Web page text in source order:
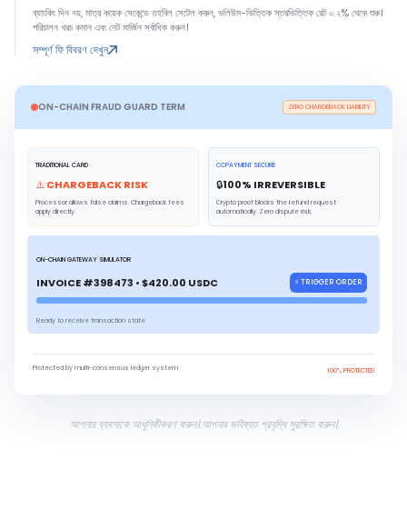
ব্যাংকিং দিন নয়, মাত্র কয়েক সেকেন্ডে তহবিল সেটেল করুন, ভলিউম-ভিত্তিক স্তরভিত্তিক রেট ০.২% থেকে শুরু।
পরিচালন খরচ কমান এবং নেট মার্জিন সর্বাধিক করুন।
সম্পূর্ণ ফি বিবরণ দেখুন
ON-CHAIN FRAUD GUARD TERM ZERO CHARGEBACK LIABILITY
TRADITIONAL CARD
⚠️ CHARGEBACK RISK
Processor allows false claims. Chargeback fees
apply directly.
CCPAYMENT SECURE
🔒100% IRREVERSIBLE
Crypto proof blocks the refund request
automatically. Zero dispute risk.
ON-CHAIN GATEWAY SIMULATOR
INVOICE #398473 • $420.00 USDC ⚡ TRIGGER ORDER
Ready to receive transaction state
Protected by multi-consensus ledger system 100% PROTECTED
আপনার ব্যবসাকে আধুনিকীকরণ করুন। আপনার ভবিষ্যত প্রবৃদ্ধি সুরক্ষিত করুন।